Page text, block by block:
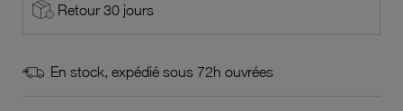
Retour 30 jours
En stock, expédié sous 72h ouvrées